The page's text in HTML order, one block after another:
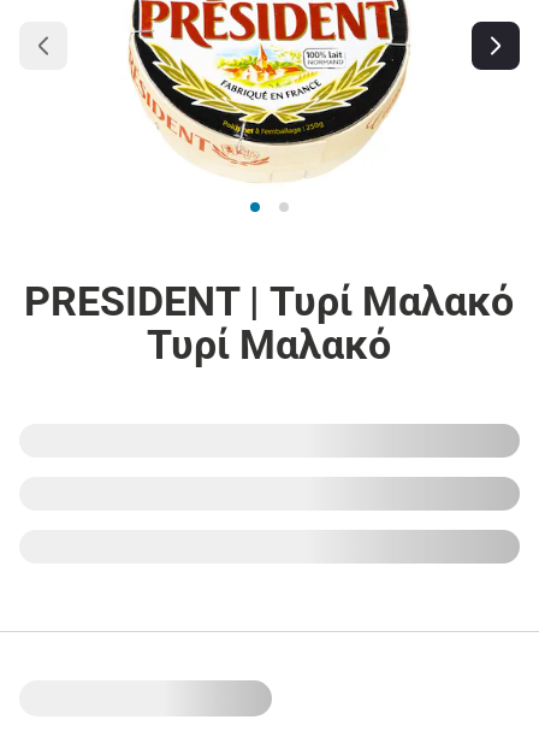
PRESIDENT | Τυρί Μαλακό
Τυρί Μαλακό